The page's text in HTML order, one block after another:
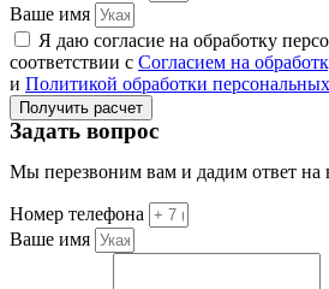
Ваше имя
Я даю согласие на обработку
соответствии с Согласием на
и Политикой обработки
Получить расчет
Задать вопрос
Мы перезвоним вам и дадим ответ на
Номер телефона
Ваше имя